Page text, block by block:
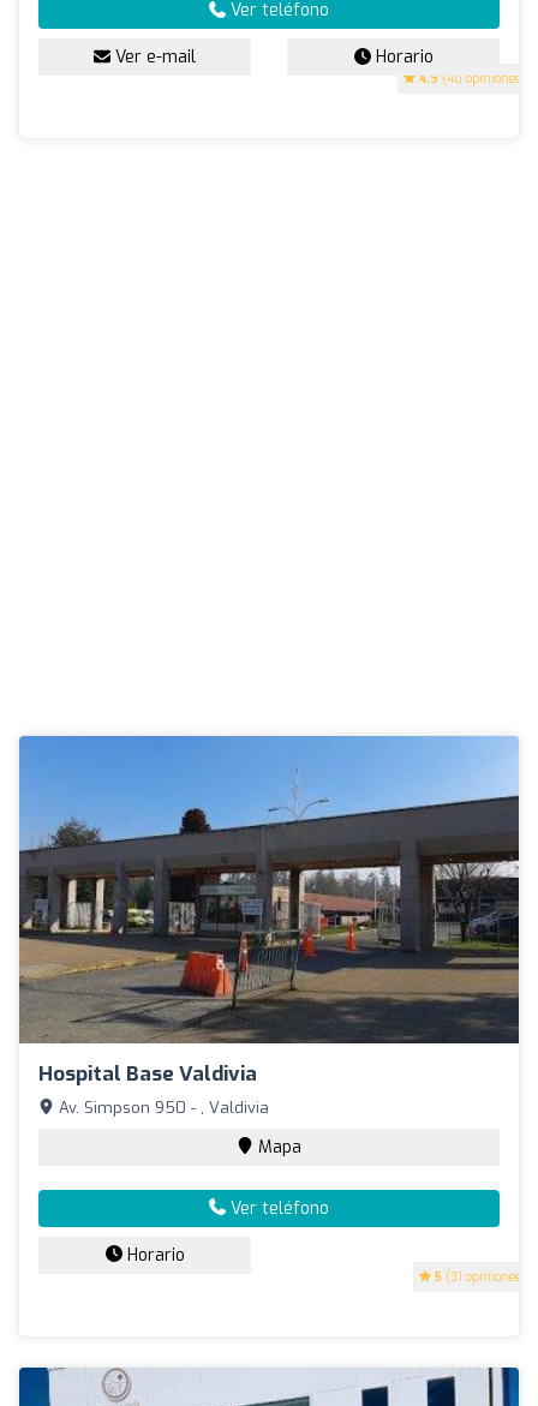
4.9 (40 opiniones)
Ver teléfono
Ver e-mail Horario
Hospital Base Valdivia
5 (31 opiniones)
Av. Simpson 950 - , Valdivia
Mapa
Ver teléfono
Horario